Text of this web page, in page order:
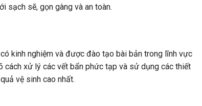
sạch sẽ, gọn gàng và an toàn.
kinh nghiệm và được đào tạo bài bản trong lĩnh vực
cách xử lý các vết bẩn phức tạp và sử dụng các thiết
vệ sinh cao nhất.